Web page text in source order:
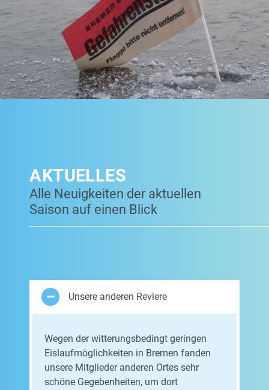
AKTUELLES
Alle Neuigkeiten der aktuellen
Saison auf einen Blick
Unsere anderen Reviere
Wegen der witterungsbedingt geringen
Eislaufmöglichkeiten in Bremen fanden
unsere Mitglieder anderen Ortes sehr
schöne Gegebenheiten, um dort